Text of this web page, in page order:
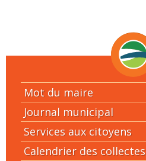
Mot du maire
Journal municipal
Services aux citoyens
Calendrier des collectes